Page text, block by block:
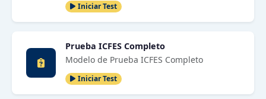
Iniciar Test
Prueba ICFES Completo
Modelo de Prueba ICFES Completo
Iniciar Test